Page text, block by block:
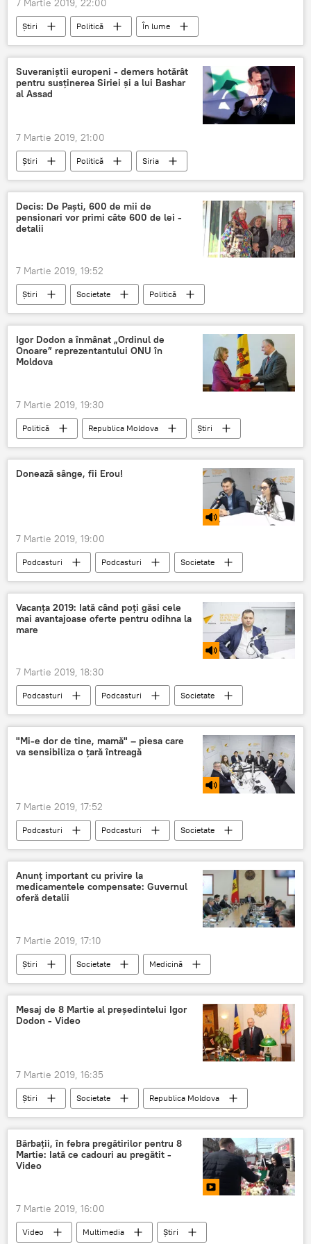
7 Martie 2019, 22:00
Știri Politică
În lume
Uniunea Europeana
alegeri parlamentare
Populism
coalitie
Suveraniștii europeni - demers hotărât
pentru susținerea Siriei și a lui Bashar
al Assad
7 Martie 2019, 21:00
Știri Politică
Siria
suveranitate
sustinere
Bashar al-Assad
Relații internaționale
Decis: De Paști, 600 de mii de
pensionari vor primi câte 600 de lei -
detalii
7 Martie 2019, 19:52
Știri Societate
Politică
Republica Moldova
Igor Dodon a înmânat „Ordinul de
Onoare” reprezentantului ONU în
Moldova
7 Martie 2019, 19:30
Politică Republica Moldova Știri
Donează sânge, fii Erou!
7 Martie 2019, 19:00
Podcasturi Podcasturi
Societate
sange
colectare campanie
Vacanța 2019: Iată când poți găsi cele
mai avantajoase oferte pentru odihna la
mare
7 Martie 2019, 18:30
Podcasturi Podcasturi
Societate
Știri
Republica Moldova
oferte
Vacanțe
prețuri
odihnă
Vacanța 2019 – oferte și circuite exotice
"Mi-e dor de tine, mamă" – piesa care
va sensibiliza o țară întreagă
7 Martie 2019, 17:52
Podcasturi Podcasturi
Societate
Știri
Republica Moldova Cultură
Anunț important cu privire la
medicamentele compensate: Guvernul
oferă detalii
7 Martie 2019, 17:10
Știri Societate
Medicină
Republica Moldova
Politică
medicamente compensate
anunt
detalii
Mesaj de 8 Martie al preşedintelui Igor
Dodon - Video
7 Martie 2019, 16:35
Știri Societate
Republica Moldova
Politică
Dodon
familie
video
8 martie
Bărbații, în febra pregătirilor pentru 8
Martie: Iată ce cadouri au pregătit -
Video
7 Martie 2019, 16:00
Video Multimedia Știri